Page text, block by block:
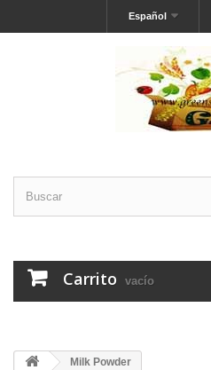
Español
Carrito vacío
Milk Powder